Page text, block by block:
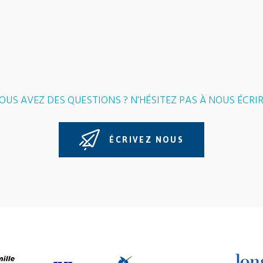
AVEZ DES QUESTIONS ? N’HÉSITEZ PAS À NOUS
ÉCRIVEZ NOUS